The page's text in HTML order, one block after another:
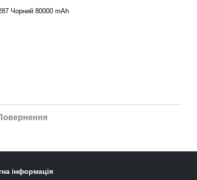
Чорний 80000 mAh
інформація